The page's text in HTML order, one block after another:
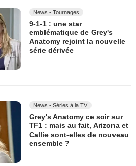
News - Tournages
9-1-1 : une star
emblématique de Grey's
Anatomy rejoint la nouvelle
série dérivée
News - Séries à la TV
Grey's Anatomy ce soir sur
TF1 : mais au fait, Arizona et
Callie sont-elles de nouveau
ensemble ?